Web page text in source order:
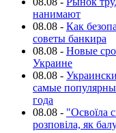
нанимают
08.08 - Как
советы банкира
08.08 - Новые
Украине
08.08 -
самые
года
08.08 - "Освоїла
розповіла, як